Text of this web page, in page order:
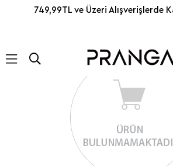
749,99TL ve Üzeri Alışverişlerde